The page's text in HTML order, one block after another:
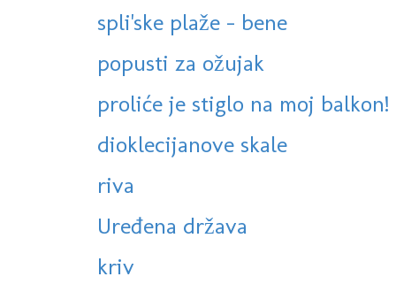
spli'ske plaže - bene
popusti za ožujak
proliće je stiglo na moj balkon!
dioklecijanove skale
riva
Uređena država
kriv